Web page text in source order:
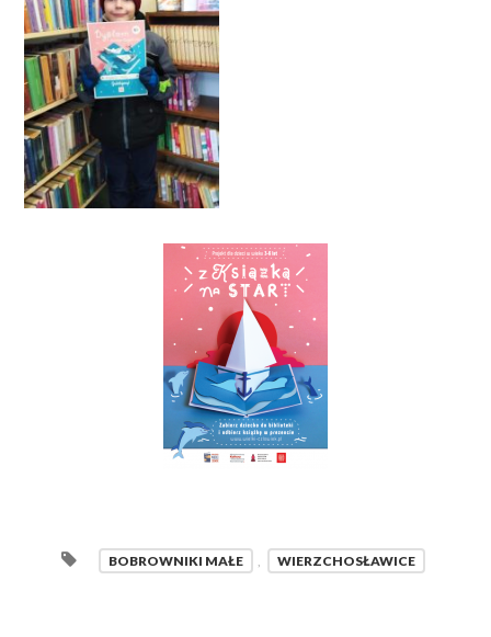
BOBROWNIKI MAŁE WIERZCHOSŁAWICE